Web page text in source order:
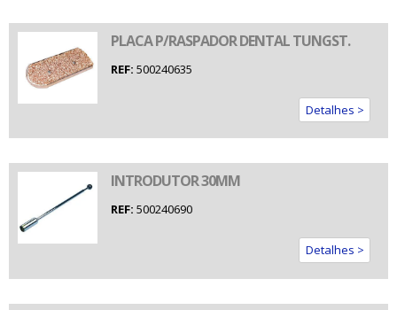
PLACA P/RASPADOR DENTAL TUNGST.
REF: 500240635
Detalhes >
INTRODUTOR 30MM
REF: 500240690
Detalhes >